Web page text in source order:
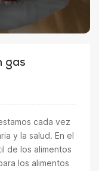
gas
cada vez
y la salud. En el
de los alimentos
los alimentos